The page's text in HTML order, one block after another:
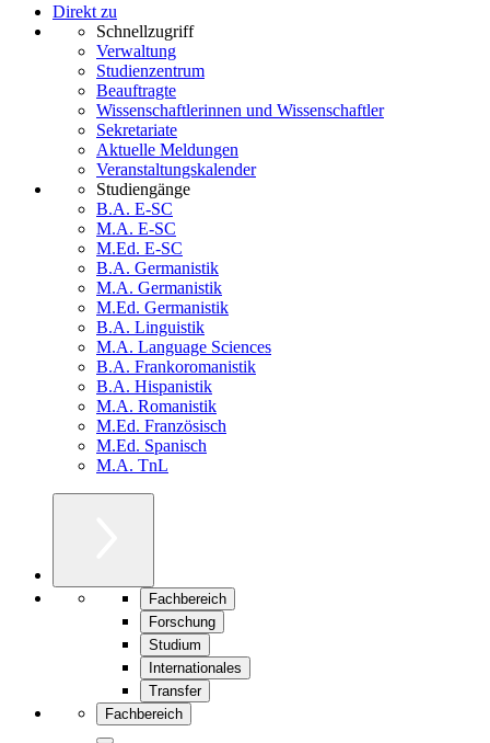
Direkt zu
Schnellzugriff
Verwaltung
Studienzentrum
Beauftragte
Wissenschaftlerinnen und Wissenschaftler
Sekretariate
Aktuelle Meldungen
Veranstaltungskalender
Studiengänge
B.A. E-SC
M.A. E-SC
M.Ed. E-SC
B.A. Germanistik
M.A. Germanistik
M.Ed. Germanistik
B.A. Linguistik
M.A. Language Sciences
B.A. Frankoromanistik
B.A. Hispanistik
M.A. Romanistik
M.Ed. Französisch
M.Ed. Spanisch
M.A. TnL
Fachbereich
Forschung
Studium
Internationales
Transfer
Fachbereich